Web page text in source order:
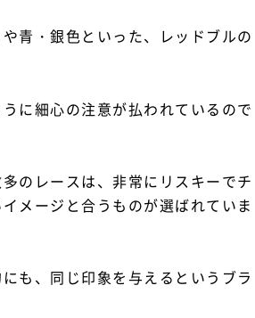
青・銀色といった、レッドブルの
に細心の注意が払われているので
のレースは、非常にリスキーでチ
メージと合うものが選ばれていま
も、同じ印象を与えるというブラ